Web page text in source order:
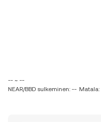
-- ~ --
NEAR/BBD sulkeminen: --